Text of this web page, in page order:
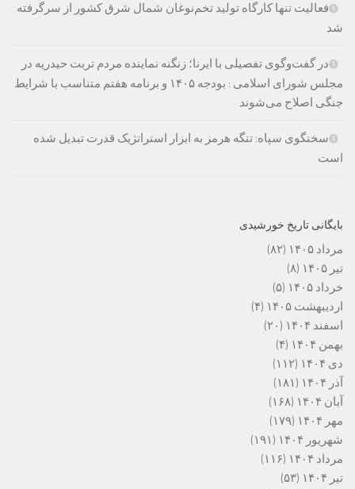
فعالیت تنها کارگاه تولید تخم‌نوغان شمال شرق کشور از سرگرفته
شد
در گفت‌وگوی تفصیلی با ایرنا؛ زنگنه نماینده مردم تربت حیدریه در
مجلس شورای اسلامی : بودجه ۱۴۰۵ و برنامه هفتم متناسب با شرایط
جنگی اصلاح می‌شوند
سخنگوی سپاه: تنگه هرمز به ابزار استراتژیک قدرت تبدیل شده
است
بایگانی تاریخ خورشیدی
مرداد ۱۴۰۵
(۸۲)
تیر ۱۴۰۵
(۸)
خرداد ۱۴۰۵
(۵)
اردیبهشت ۱۴۰۵
(۴)
اسفند ۱۴۰۴
(۲۰)
بهمن ۱۴۰۴
(۴)
دی ۱۴۰۴
(۱۱۲)
آذر ۱۴۰۴
(۱۸۱)
آبان ۱۴۰۴
(۱۶۸)
مهر ۱۴۰۴
(۱۷۹)
شهریور ۱۴۰۴
(۱۹۱)
مرداد ۱۴۰۴
(۱۱۶)
تیر ۱۴۰۴
(۵۳)